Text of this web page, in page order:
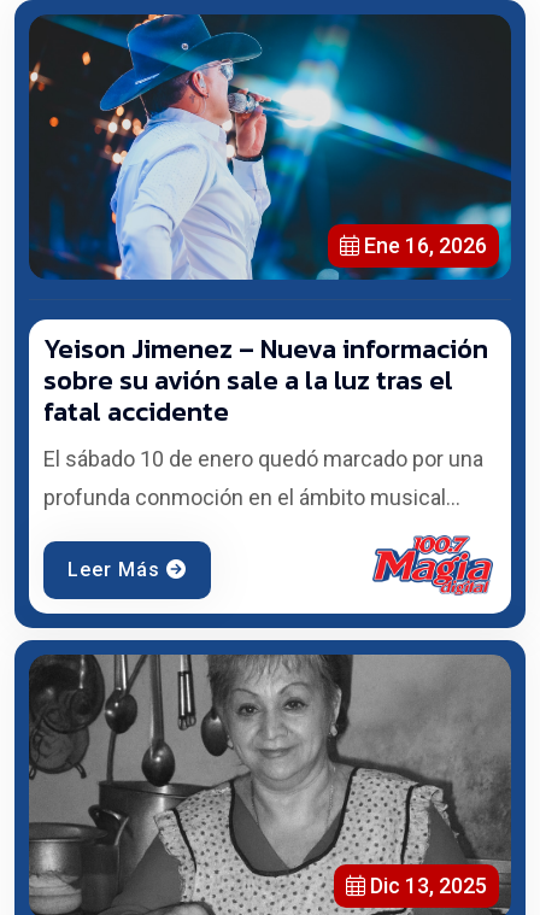
Ene 16, 2026
Yeison Jimenez – Nueva información
sobre su avión sale a la luz tras el
fatal accidente
El sábado 10 de enero quedó marcado por una
profunda conmoción en el ámbito musical...
Leer Más
Dic 13, 2025